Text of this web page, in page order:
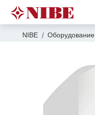
NIBE Оборудование